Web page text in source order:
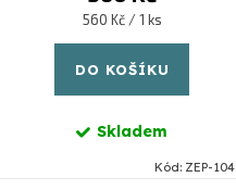
Měrná
cena:
560 Kč / 1 ks
DO KOŠÍKU
Skladem
Kód: ZEP-104